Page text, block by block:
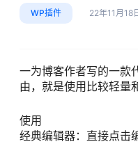
WP插件 22年11月18
一为博客作者写的一款
由，就是使用比较轻量
使用
经典编辑器：直接点击